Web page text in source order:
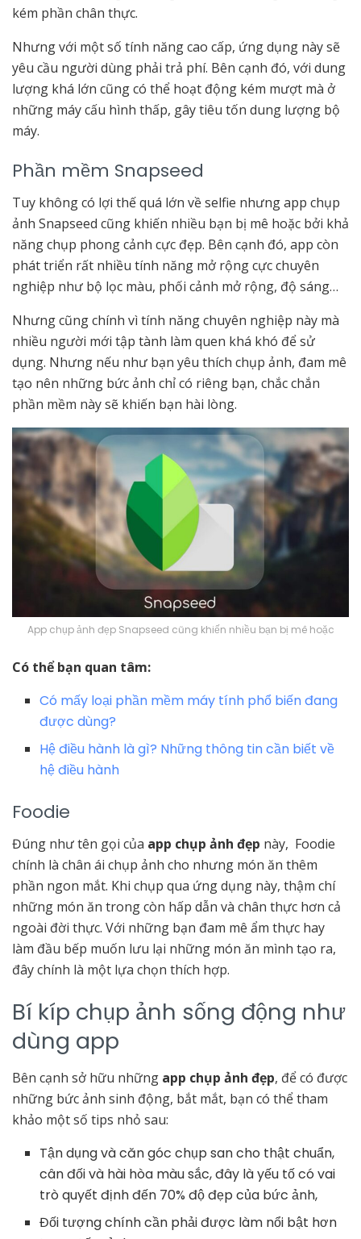
kém phần chân thực.
Nhưng với một số tính năng cao cấp, ứng dụng này sẽ
yêu cầu người dùng phải trả phí. Bên cạnh đó, với dung
lượng khá lớn cũng có thể hoạt động kém mượt mà ở
những máy cấu hình thấp, gây tiêu tốn dung lượng bộ
máy.
Phần mềm Snapseed
Tuy không có lợi thế quá lớn về selfie nhưng app chụp
ảnh Snapseed cũng khiến nhiều bạn bị mê hoặc bởi khả
năng chụp phong cảnh cực đẹp. Bên cạnh đó, app còn
phát triển rất nhiều tính năng mở rộng cực chuyên
nghiệp như bộ lọc màu, phối cảnh mở rộng, độ sáng…
Nhưng cũng chính vì tính năng chuyên nghiệp này mà
nhiều người mới tập tành làm quen khá khó để sử
dụng. Nhưng nếu như bạn yêu thích chụp ảnh, đam mê
tạo nên những bức ảnh chỉ có riêng bạn, chắc chắn
phần mềm này sẽ khiến bạn hài lòng.
App chụp ảnh đẹp Snapseed cũng khiến nhiều bạn bị mê hoặc
Có thể bạn quan tâm:
Có mấy loại phần mềm máy tính phổ biến đang
được dùng?
Hệ điều hành là gì? Những thông tin cần biết về
hệ điều hành
Foodie
Đúng như tên gọi của app chụp ảnh đẹp này, Foodie
chính là chân ái chụp ảnh cho nhưng món ăn thêm
phần ngon mắt. Khi chụp qua ứng dụng này, thậm chí
những món ăn trong còn hấp dẫn và chân thực hơn cả
ngoài đời thực. Với những bạn đam mê ẩm thực hay
làm đầu bếp muốn lưu lại những món ăn mình tạo ra,
đây chính là một lựa chọn thích hợp.
Bí kíp chụp ảnh sống động như
dùng app
Bên cạnh sở hữu những app chụp ảnh đẹp, để có được
những bức ảnh sinh động, bắt mắt, bạn có thể tham
khảo một số tips nhỏ sau:
Tận dụng và căn góc chụp san cho thật chuẩn,
cân đối và hài hòa màu sắc, đây là yếu tố có vai
trò quyết định đến 70% độ đẹp của bức ảnh,
Đối tượng chính cần phải được làm nổi bật hơn